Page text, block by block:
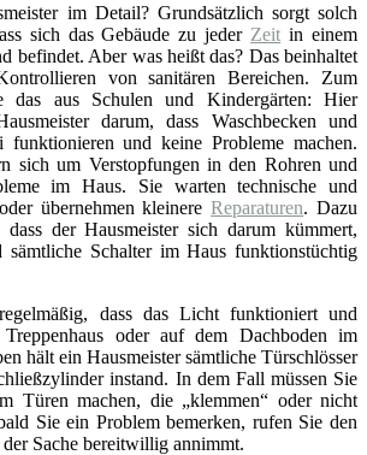
im Detail? Grundsätzlich sorgt solch
sich das Gebäude zu jeder Zeit in einem
befindet. Aber was heißt das? Das beinhaltet
von sanitären Bereichen. Zum
das aus Schulen und Kindergärten: Hier
darum, dass Waschbecken und
funktionieren und keine Probleme machen.
sich um Verstopfungen in den Rohren und
im Haus. Sie warten technische und
übernehmen kleinereReparaturen. Dazu
dass der Hausmeister sich darum kümmert,
Schalter im Haus funktionstüchtig
dass das Licht funktioniert und
oder auf dem Dachboden im
hält ein Hausmeister sämtliche Türschlösser
instand. In dem Fall müssen Sie
Türen machen, die „klemmen“ oder nicht
Sie ein Problem bemerken, rufen Sie den
Sache bereitwillig annimmt.